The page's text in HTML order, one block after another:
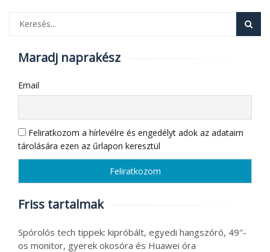
Maradj naprakész
Email
Feliratkozom a hírlevélre és engedélyt adok az adataim
tárolására ezen az űrlapon keresztül
Friss tartalmak
Spórolós tech tippek: kipróbált, egyedi hangszóró, 49″-
os monitor, gyerek okosóra és Huawei óra